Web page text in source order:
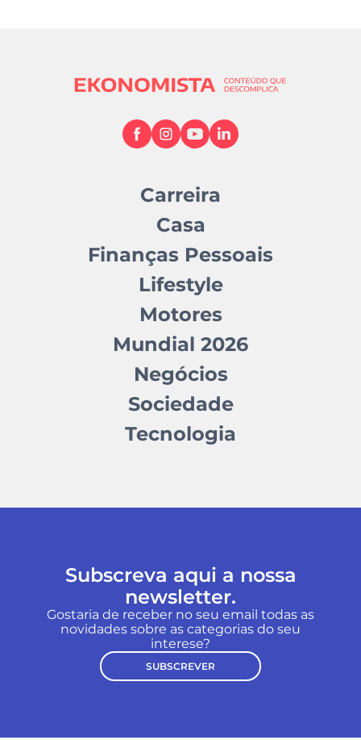
Carreira
Casa
Finanças Pessoais
Lifestyle
Motores
Mundial 2026
Negócios
Sociedade
Tecnologia
Subscreva aqui a nossa
newsletter.
Gostaria de receber no seu email todas as
novidades sobre as categorias do seu
interese?
SUBSCREVER